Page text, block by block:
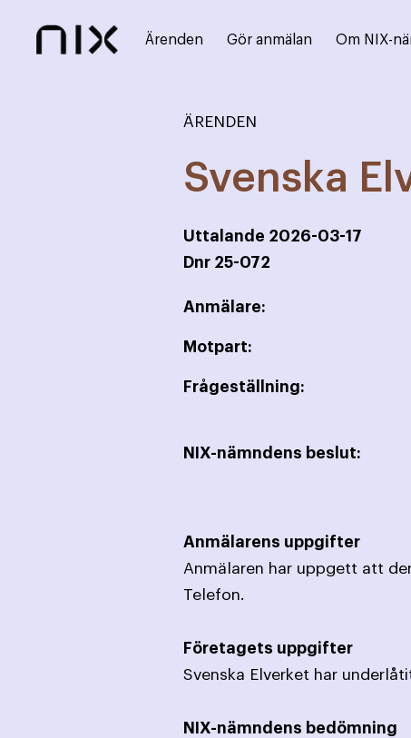
Ärenden Gör anmälan Om NIX-
ÄRENDEN
Svenska
Uttalande 2026-03-17
Dnr 25-072
Anmälare:
Motpart:
Frågeställning:
NIX-nämndens beslut:
Anmälarens uppgifter
Anmälaren har uppgett att
Telefon.
Företagets uppgifter
Svenska Elverket har
NIX-nämndens bedömning